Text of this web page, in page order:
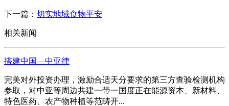
下一篇： 切实地域食物平安
相关新闻
搭建中国—中亚律
完美对外投资办理，激励合适天分要求的第三方查验检测机构
参取，对中亚等周边共建一带一国度正在能源资本、新材料、
特色医药、农产物种植等范畴开...